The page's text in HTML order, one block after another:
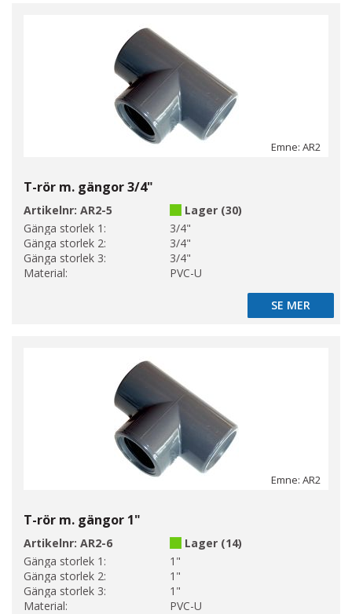
Emne: AR2
T-rör m. gängor 3/4"
Artikelnr: AR2-5
Lager (30)
Gänga storlek 1:
3/4"
Gänga storlek 2:
3/4"
Gänga storlek 3:
3/4"
Material:
PVC-U
SE MER
SE MER
Emne: AR2
T-rör m. gängor 1"
Artikelnr: AR2-6
Lager (14)
Gänga storlek 1:
1"
Gänga storlek 2:
1"
Gänga storlek 3:
1"
Material:
PVC-U